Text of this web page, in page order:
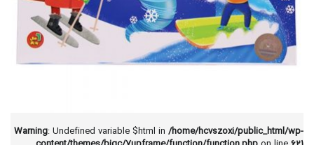
Warning: Undefined variable $html in /home/hcvszoxi/public_html/wp-